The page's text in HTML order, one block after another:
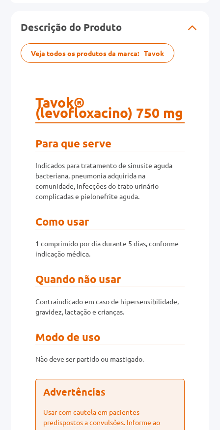
Descrição do Produto
Veja todos os produtos da marca: Tavok
Tavok®
(levofloxacino) 750 mg
Para que serve
Indicados para tratamento de sinusite aguda
bacteriana, pneumonia adquirida na
comunidade, infecções do trato urinário
complicadas e pielonefrite aguda.
Como usar
1 comprimido por dia durante 5 dias, conforme
indicação médica.
Quando não usar
Contraindicado em caso de hipersensibilidade,
gravidez, lactação e crianças.
Modo de uso
Não deve ser partido ou mastigado.
Advertências
Usar com cautela em pacientes
predispostos a convulsões. Informe ao